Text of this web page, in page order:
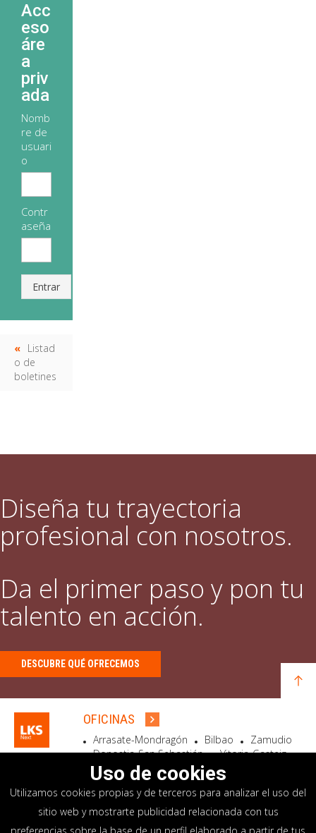
Acc
eso
áre
a
priv
ada
Nomb
re de
usuari
o
Contr
aseña
Entrar
Listad
o de
boletines
Diseña tu trayectoria
profesional con nosotros.
Da el primer paso y pon tu
talento en acción.
DESCUBRE QUÉ OFRECEMOS
OFICINAS
Arrasate-Mondragón Bilbao
Zamudio
Donostia-San Sebastián
Vitoria-Gasteiz
Madrid
El Astillero Bidart
SEDE SOCIAL
Goiru, 7 Arrasate-Mondragón
Uso de cookies
Utilizamos cookies propias y de terceros para analizar el uso del
sitio web y mostrarte publicidad relacionada con tus